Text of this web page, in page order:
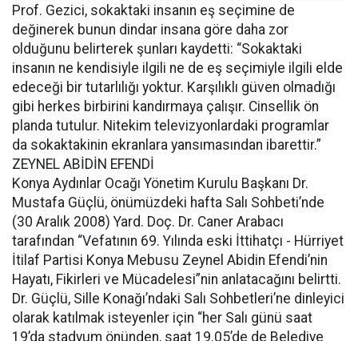
Prof. Gezici, sokaktaki insanın eş seçimine de
değinerek bunun dindar insana göre daha zor
olduğunu belirterek şunları kaydetti: “Sokaktaki
insanın ne kendisiyle ilgili ne de eş seçimiyle ilgili elde
edeceği bir tutarlılığı yoktur. Karşılıklı güven olmadığı
gibi herkes birbirini kandırmaya çalışır. Cinsellik ön
planda tutulur. Nitekim televizyonlardaki programlar
da sokaktakinin ekranlara yansımasından ibarettir.”
ZEYNEL ABİDİN EFENDİ
Konya Aydınlar Ocağı Yönetim Kurulu Başkanı Dr.
Mustafa Güçlü, önümüzdeki hafta Salı Sohbeti’nde
(30 Aralık 2008) Yard. Doç. Dr. Caner Arabacı
tarafından “Vefatının 69. Yılında eski İttihatçı - Hürriyet
İtilaf Partisi Konya Mebusu Zeynel Abidin Efendi’nin
Hayatı, Fikirleri ve Mücadelesi”nin anlatacağını belirtti.
Dr. Güçlü, Sille Konağı’ndaki Salı Sohbetleri’ne dinleyici
olarak katılmak isteyenler için “her Salı günü saat
19’da stadyum önünden, saat 19.05’de de Belediye